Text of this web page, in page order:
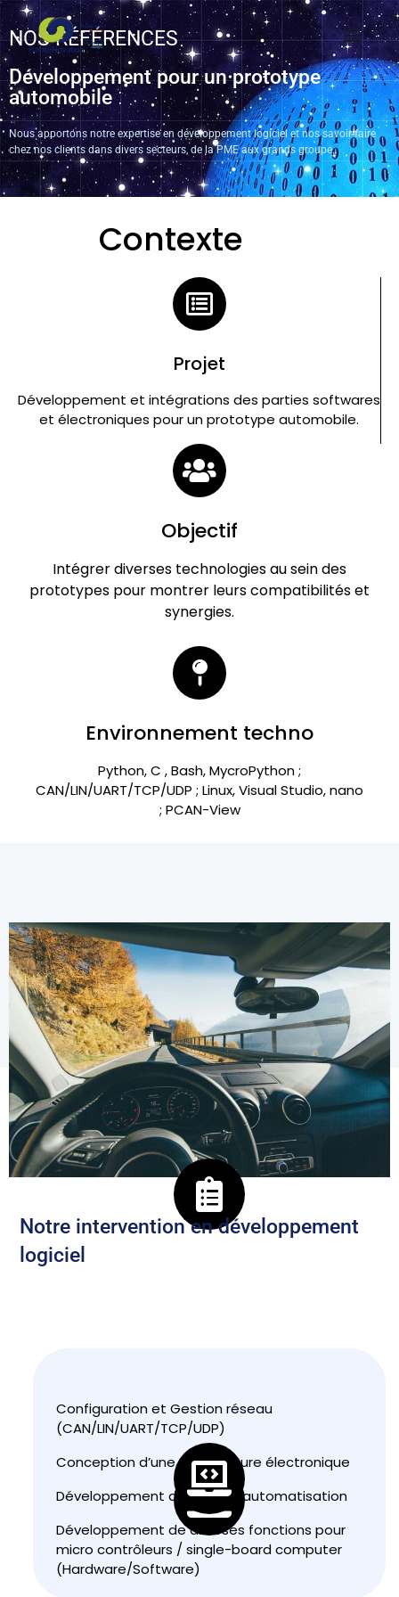
NOS RÉFÉRENCES
Développement pour un prototype
automobile
Nous apportons notre expertise en développement logiciel et nos savoir-faire
chez nos clients dans divers secteurs, de la PME aux grands groupe.
Contexte
Projet
Développement et intégrations des parties softwares
et électroniques pour un prototype automobile.
Objectif
Intégrer diverses technologies au sein des
prototypes pour montrer leurs compatibilités et
synergies.
Environnement techno
Python, C , Bash, MycroPython ;
CAN/LIN/UART/TCP/UDP ; Linux, Visual Studio, nano
; PCAN-View
Notre intervention en développement
logiciel
Configuration et Gestion réseau
(CAN/LIN/UART/TCP/UDP)
Conception d’une architecture électronique
Développement de script d’automatisation
Développement de diverses fonctions pour
micro contrôleurs / single-board computer
(Hardware/Software)